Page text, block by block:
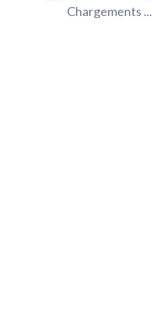
Chargements ...